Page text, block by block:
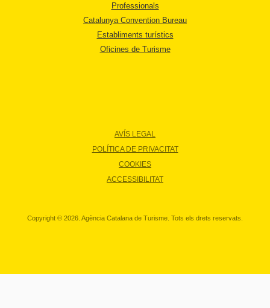
Professionals
Catalunya Convention Bureau
Establiments turístics
Oficines de Turisme
AVÍS LEGAL
POLÍTICA DE PRIVACITAT
COOKIES
ACCESSIBILITAT
Copyright © 2026. Agència Catalana de Turisme. Tots els drets reservats.